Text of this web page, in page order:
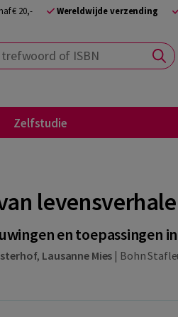
€ 20,- Wereldwijde verzending
of ISBN
Zelfstudie
en toepassingen
, Lausanne Mies | Bohn